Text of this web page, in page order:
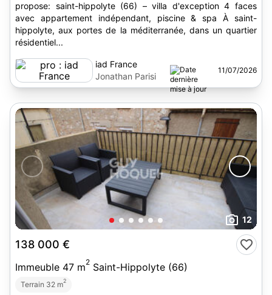
propose: saint-hippolyte (66) – villa d'exception 4 faces
avec appartement indépendant, piscine & spa À saint-
hippolyte, aux portes de la méditerranée, dans un quartier
résidentiel...
iad France
Jonathan Parisi
11/07/2026
12
138 000 €
Immeuble 47 m2 Saint-Hippolyte (66)
Terrain 32 m2